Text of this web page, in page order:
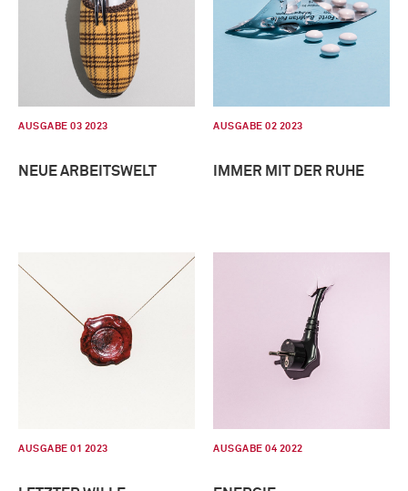
AUSGABE 03 2023
NEUE ARBEITSWELT
AUSGABE 02 2023
IMMER MIT DER RUHE
AUSGABE 01 2023 AUSGABE 04 2022